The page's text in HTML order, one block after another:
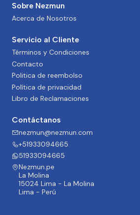
Sobre Nezmun
Acerca de Nosotros
Servicio al Cliente
Términos y Condiciones
Contacto
Politica de reembolso
Política de privacidad
Libro de Reclamaciones
Contáctanos
nezmun@nezmun.com
+51933094665
51933094665
Nezmun.pe
La Molina
15024 Lima - La Molina
Lima - Perú